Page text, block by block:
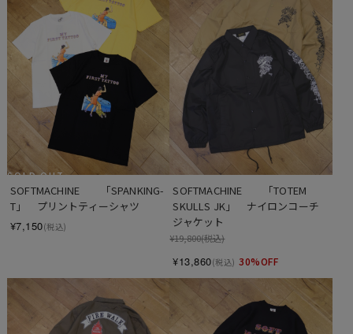
SOLD OUT
SOFTMACHINE　　「SPANKING-
T」　プリントティーシャツ
¥7,150(税込)
SOFTMACHINE　　「TOTEM
SKULLS JK」　ナイロンコーチ
ジャケット
¥19,800(税込)
¥13,860(税込) 30%OFF